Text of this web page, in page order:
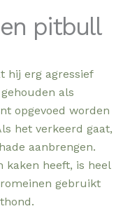
pitbull
hij erg agressief
als
opgevoed worden
het verkeerd gaat,
aanbrengen.
kaken heeft, is heel
gebruikt